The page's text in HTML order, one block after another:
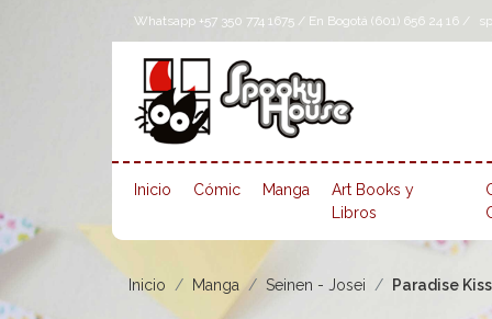
Whatsapp +57 350 774 1675 / En Bogotá (601) 656 24 16 /
Inicio Cómic Manga
Art Books y
Libros
Inicio Manga Seinen - Josei Paradise